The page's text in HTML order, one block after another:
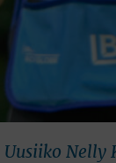
Nelly